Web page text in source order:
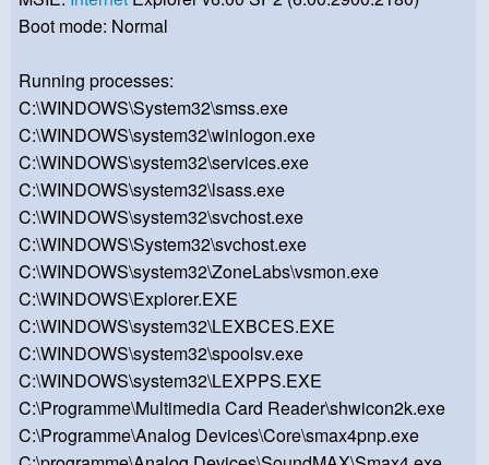
Boot mode: Normal
Running processes:
C:\WINDOWS\System32\smss.exe
C:\WINDOWS\system32\winlogon.exe
C:\WINDOWS\system32\services.exe
C:\WINDOWS\system32\lsass.exe
C:\WINDOWS\system32\svchost.exe
C:\WINDOWS\System32\svchost.exe
C:\WINDOWS\system32\ZoneLabs\vsmon.exe
C:\WINDOWS\Explorer.EXE
C:\WINDOWS\system32\LEXBCES.EXE
C:\WINDOWS\system32\spoolsv.exe
C:\WINDOWS\system32\LEXPPS.EXE
C:\Programme\Multimedia Card Reader\shwicon2k.exe
C:\Programme\Analog Devices\Core\smax4pnp.exe